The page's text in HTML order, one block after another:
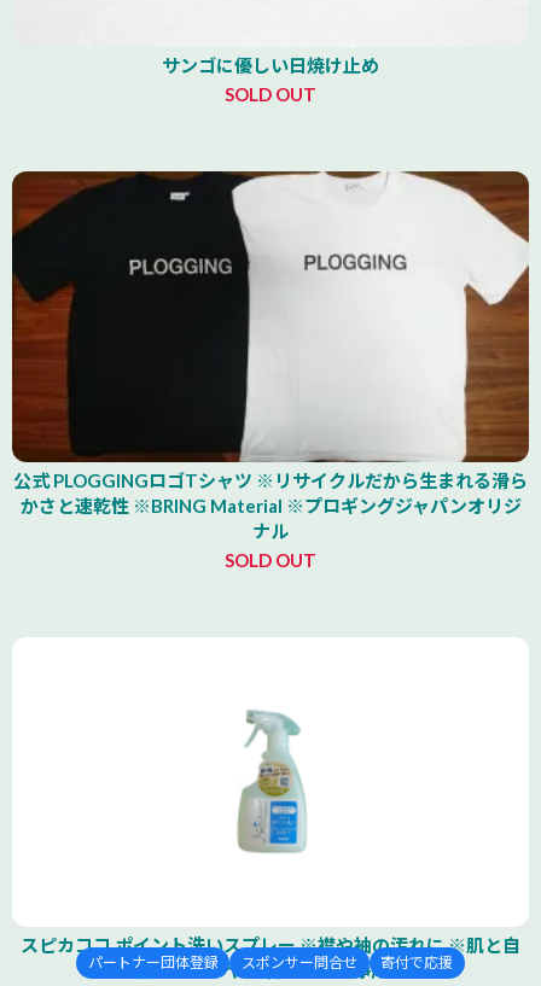
パートナー団体登録 スポンサー問合せ 寄付で応援
サンゴに優しい日焼け止め
SOLD OUT
公式 PLOGGINGロゴTシャツ ※リサイクルだから生まれる滑ら
かさと速乾性 ※BRING Material ※プロギングジャパンオリジ
ナル
SOLD OUT
スピカココ ポイント洗いスプレー ※襟や袖の汚れに ※肌と自
然に優しいヤシ油由来の洗浄成分